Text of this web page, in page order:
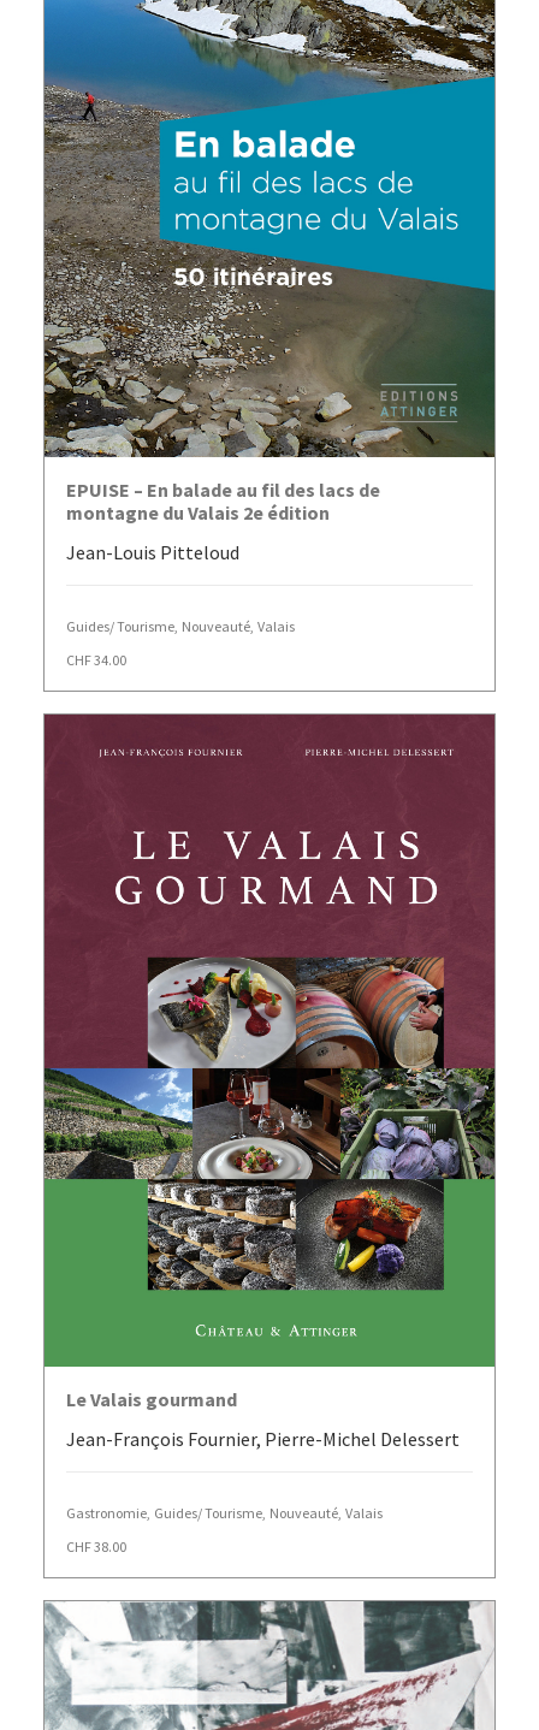
AJOUTER AU PANIER
EPUISE – En balade au fil des lacs de
montagne du Valais 2e édition
Jean-Louis Pitteloud
Guides/ Tourisme, Nouveauté, Valais
CHF34.00
AJOUTER AU PANIER
Le Valais gourmand
Jean-François Fournier, Pierre-Michel Delessert
Gastronomie, Guides/ Tourisme, Nouveauté, Valais
CHF38.00